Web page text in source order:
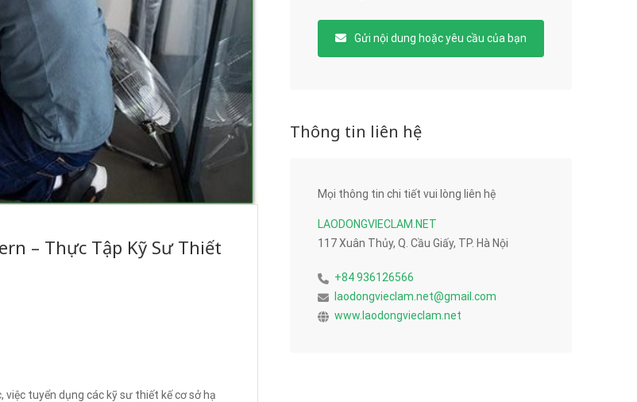
– Thực Tập Kỹ Sư Thiết
tuyển dụng các kỹ sư thiết kế cơ sở hạ
Gửi nội dung hoặc yêu cầu của bạn
Thông tin liên hệ
Mọi thông tin chi tiết vui lòng liên hệ
LAODONGVIECLAM.NET
117 Xuân Thủy, Q. Cầu Giấy, TP. Hà Nội
+84 936126566
laodongvieclam.net@gmail.com
www.laodongvieclam.net